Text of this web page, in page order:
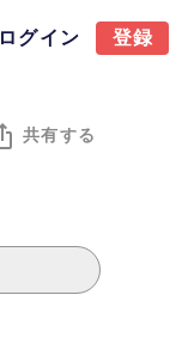
ログイン 登録
共有する